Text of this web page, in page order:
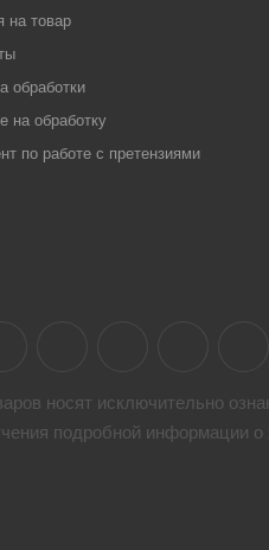
на товар
обработки
на обработку
по работе с претензиями
носят исключительно
подробной информации